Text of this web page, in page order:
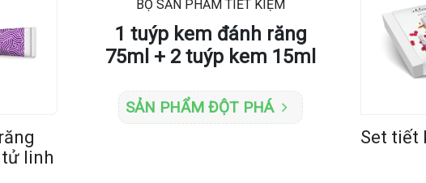
tử linh
BỘ SẢN PHẨM TIẾT KIỆM
1 tuýp kem đánh răng
75ml + 2 tuýp kem 15ml
SẢN PHẨM ĐỘT PHÁ
Set tiết